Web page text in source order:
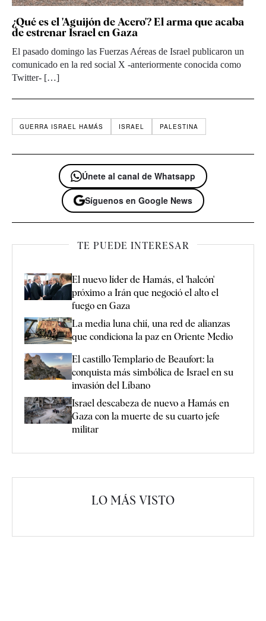
¿Qué es el 'Aguijón de Acero'? El arma que acaba
de estrenar Israel en Gaza
El pasado domingo las Fuerzas Aéreas de Israel publicaron un
comunicado en la red social X -anteriormente conocida como
Twitter- […]
GUERRA ISRAEL HAMÁS ISRAEL PALESTINA
Únete al canal de Whatsapp
Síguenos en Google News
TE PUEDE INTERESAR
El nuevo líder de Hamás, el 'halcón'
próximo a Irán que negoció el alto el
fuego en Gaza
La media luna chií, una red de alianzas
que condiciona la paz en Oriente Medio
El castillo Templario de Beaufort: la
conquista más simbólica de Israel en su
invasión del Líbano
Israel descabeza de nuevo a Hamás en
Gaza con la muerte de su cuarto jefe
militar
LO MÁS VISTO